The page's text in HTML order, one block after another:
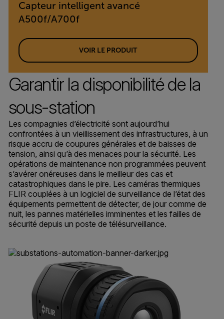
Capteur intelligent avancé
A500f/A700f
VOIR LE PRODUIT
Garantir la disponibilité de la
sous-station
Les compagnies d’électricité sont aujourd’hui
confrontées à un vieillissement des infrastructures, à un
risque accru de coupures générales et de baisses de
tension, ainsi qu’à des menaces pour la sécurité. Les
opérations de maintenance non programmées peuvent
s’avérer onéreuses dans le meilleur des cas et
catastrophiques dans le pire. Les caméras thermiques
FLIR couplées à un logiciel de surveillance de l’état des
équipements permettent de détecter, de jour comme de
nuit, les pannes matérielles imminentes et les failles de
sécurité depuis un poste de télésurveillance.